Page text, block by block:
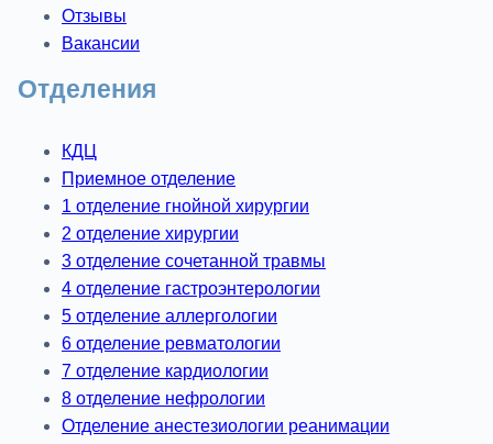
Отзывы
Вакансии
Отделения
КДЦ
Приемное отделение
1 отделение гнойной хирургии
2 отделение хирургии
3 отделение сочетанной травмы
4 отделение гастроэнтерологии
5 отделение аллергологии
6 отделение ревматологии
7 отделение кардиологии
8 отделение нефрологии
Отделение анестезиологии реанимации